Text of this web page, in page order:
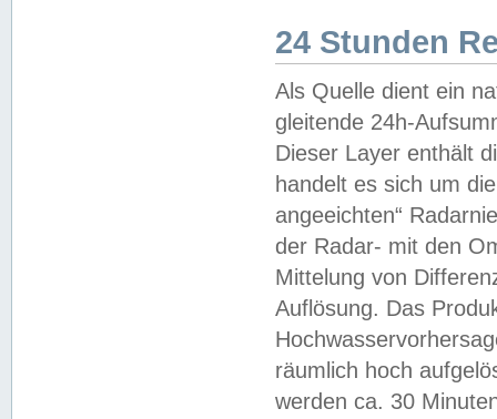
24 Stunden
Als Quelle dient ein
gleitende 24h-
Dieser Layer enthält
handelt es sich um
angeeichten“
der Radar- mit den
Mittelung von
Auflösung. Das
räumlich hoch
werden ca. 30